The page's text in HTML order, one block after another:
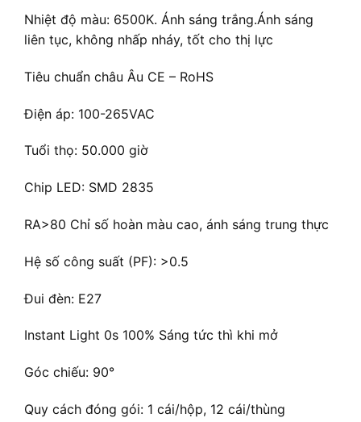
Nhiệt độ màu: 6500K. Ánh sáng trắng.Ánh sáng
liên tục, không nhấp nháy, tốt cho thị lực
Tiêu chuẩn châu Âu CE – RoHS
Điện áp: 100-265VAC
Tuổi thọ: 50.000 giờ
Chip LED: SMD 2835
RA>80 Chỉ số hoàn màu cao, ánh sáng trung thực
Hệ số công suất (PF): >0.5
Đui đèn: E27
Instant Light 0s 100% Sáng tức thì khi mở
Góc chiếu: 90°
Quy cách đóng gói: 1 cái/hộp, 12 cái/thùng